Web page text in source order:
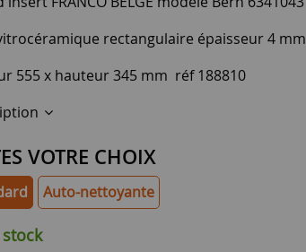
rectangulaire épaisseur 4 mm
555 x hauteur 345 mm réf 188810
VOTRE CHOIX
Auto-nettoyante
stock